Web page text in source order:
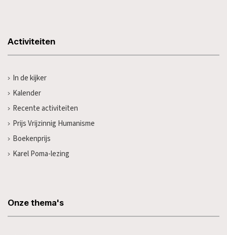
Activiteiten
In de kijker
Kalender
Recente activiteiten
Prijs Vrijzinnig Humanisme
Boekenprijs
Karel Poma-lezing
Onze thema's